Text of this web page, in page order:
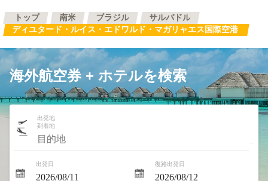
トップ 南米 ブラジル
サルバドル
ディユタード・ルイス・エドワルド・マガリャエス国際空港
海外航空券 + ホテルを検索
出発地
到着地
出発日 復路出発日